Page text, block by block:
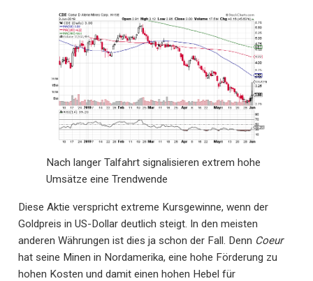
Nach langer Talfahrt signalisieren extrem hohe
Umsätze eine Trendwende
Diese Aktie verspricht extreme Kursgewinne, wenn der
Goldpreis in US-Dollar deutlich steigt. In den meisten
anderen Währungen ist dies ja schon der Fall. Denn Coeur
hat seine Minen in Nordamerika, eine hohe Förderung zu
hohen Kosten und damit einen hohen Hebel für